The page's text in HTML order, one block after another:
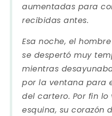
aumentadas para
recibidas antes.
Esa noche, el
se despertó muy
mientras
por la ventana para
del cartero. Por fin
esquina, su corazón